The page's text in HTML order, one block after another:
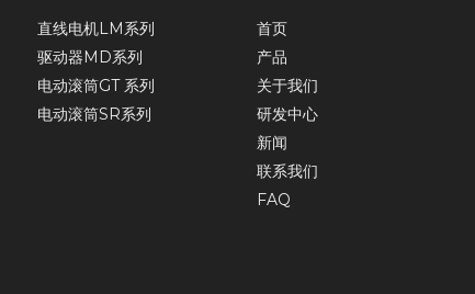
直线电机LM系列
驱动器MD系列
电动滚筒GT 系列
电动滚筒SR系列
首页
产品
关于我们
研发中心
新闻
联系我们
FAQ